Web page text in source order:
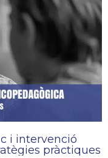
i intervenció
pràctiques